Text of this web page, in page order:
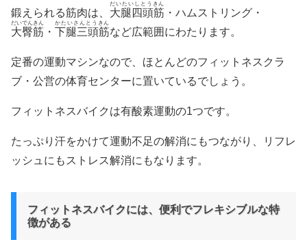
鍛えられる筋肉は、 大腿四頭筋
だいたいしとうきん
・ハムストリング・
大臀筋
だいでんきん
・ 下腿三頭筋
かたいさんとうきん
など広範囲にわたります。
定番の運動マシンなので、ほとんどのフィットネスクラ
ブ・公営の体育センターに置いているでしょう。
フィットネスバイクは有酸素運動の1つです。
たっぷり汗をかけて運動不足の解消にもつながり、リフレ
ッシュにもストレス解消にもなります。
フィットネスバイクには、便利でフレキシブルな特
徴がある